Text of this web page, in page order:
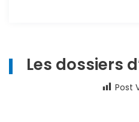
Les dossiers
Post